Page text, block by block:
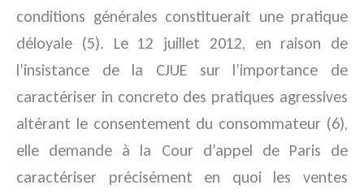
conditions générales constituerait une pratique
déloyale (5). Le 12 juillet 2012, en raison de
l’insistance de la CJUE sur l’importance de
caractériser in concreto des pratiques agressives
altérant le consentement du consommateur (6),
elle demande à la Cour d’appel de Paris de
caractériser précisément en quoi les ventes